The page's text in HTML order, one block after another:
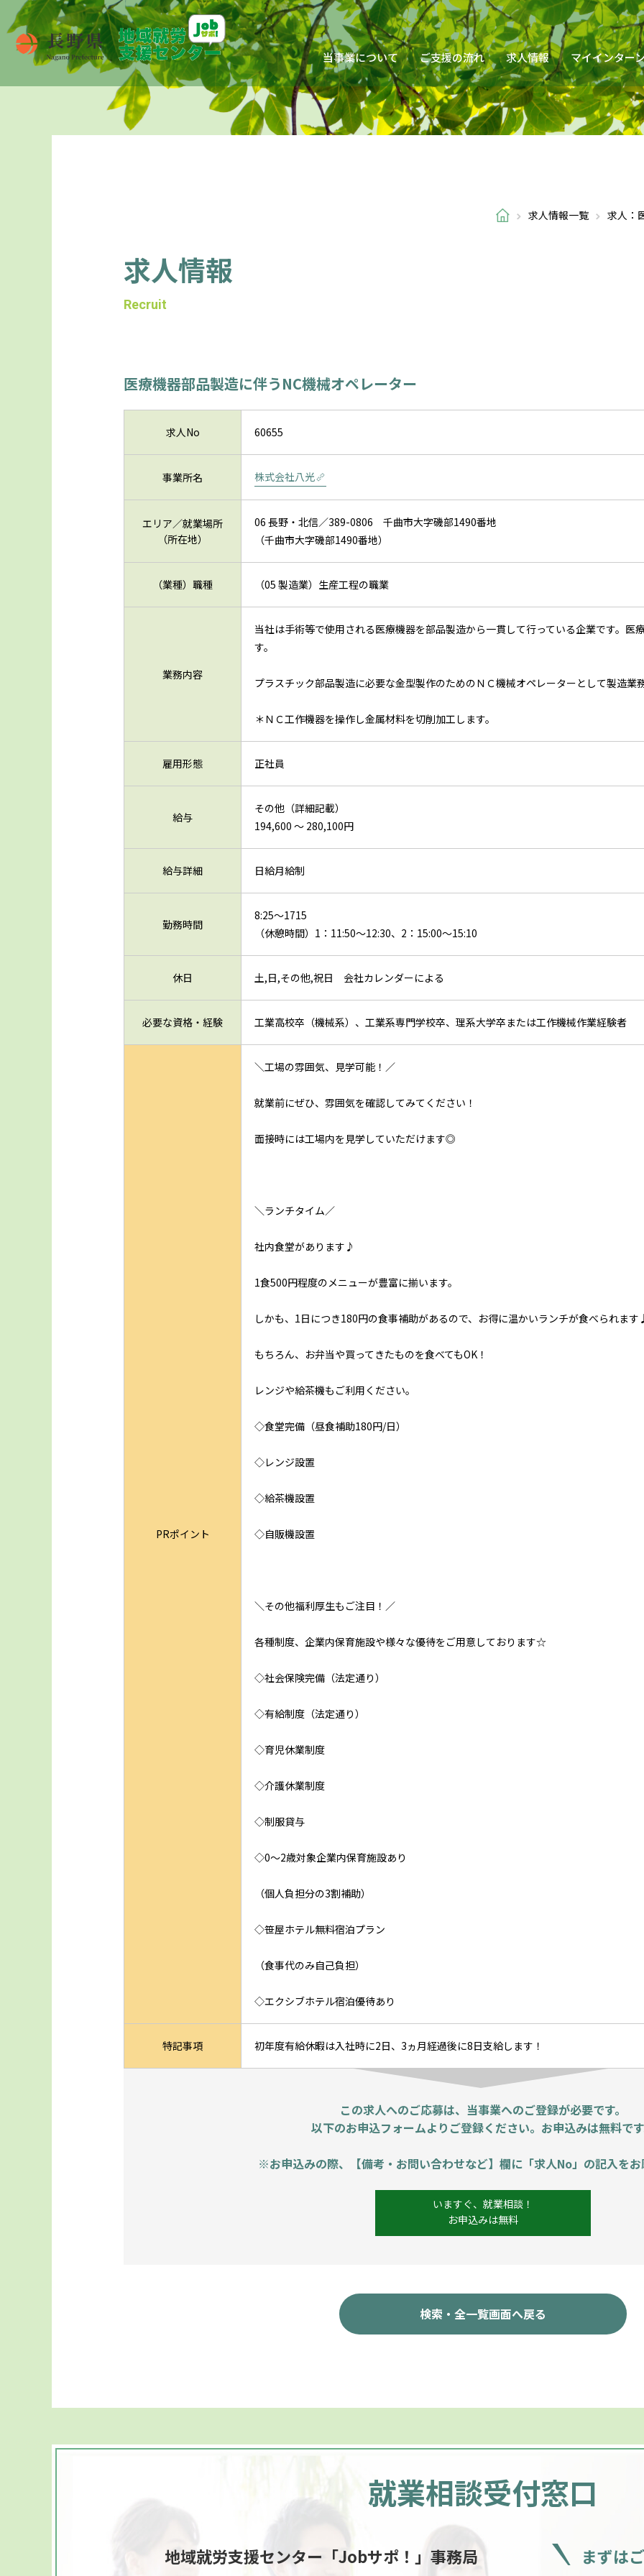
当事業について ご支援の流れ 求人情報 マイインター
求人情報一覧 求人：
求人情報
Recruit
医療機器部品製造に伴うNC機械オペレーター
求人No 60655
事業所名 株式会社八光
エリア／就業場所
（所在地）
06 長野・北信／389-0806 千曲市大字磯部1490番地
（千曲市大字磯部1490番地）
（業種）職種 （05 製造業）生産工程の職業
業務内容
当社は手術等で使用される医療機器を部品製造から一貫して行っている企業です。医
す。
プラスチック部品製造に必要な金型製作のためのＮＣ機械オペレーターとして製造業
＊ＮＣ工作機器を操作し金属材料を切削加工します。
雇用形態 正社員
給与
その他（詳細記載）
194,600 〜 280,100円
給与詳細 日給月給制
勤務時間
8:25～1715
（休憩時間）1：11:50～12:30、2：15:00～15:10
休日 土,日,その他,祝日 会社カレンダーによる
必要な資格・経験 工業高校卒（機械系）、工業系専門学校卒、理系大学卒または工作機械作業経験者
PRポイント
＼工場の雰囲気、見学可能！／
就業前にぜひ、雰囲気を確認してみてください！
面接時には工場内を見学していただけます◎
＼ランチタイム／
社内食堂があります♪
1食500円程度のメニューが豊富に揃います。
しかも、1日につき180円の食事補助があるので、お得に温かいランチが食べられま
もちろん、お弁当や買ってきたものを食べてもOK！
レンジや給茶機もご利用ください。
◇食堂完備（昼食補助180円/日）
◇レンジ設置
◇給茶機設置
◇自販機設置
＼その他福利厚生もご注目！／
各種制度、企業内保育施設や様々な優待をご用意しております☆
◇社会保険完備（法定通り）
◇有給制度（法定通り）
◇育児休業制度
◇介護休業制度
◇制服貸与
◇0～2歳対象企業内保育施設あり
（個人負担分の3割補助）
◇笹屋ホテル無料宿泊プラン
（食事代のみ自己負担）
◇エクシブホテル宿泊優待あり
特記事項 初年度有給休暇は入社時に2日、3ヵ月経過後に8日支給します！
この求人へのご応募は、当事業へのご登録が必要です。
以下のお申込フォームよりご登録ください。お申込みは無料で
※お申込みの際、【備考・お問い合わせなど】欄に「求人No」の記入をお
いますぐ、就業相談！
お申込みは無料
検索・全一覧画面へ戻る
就業相談受付窓口
地域就労支援センター 「Jobサポ！」事務局 まずは